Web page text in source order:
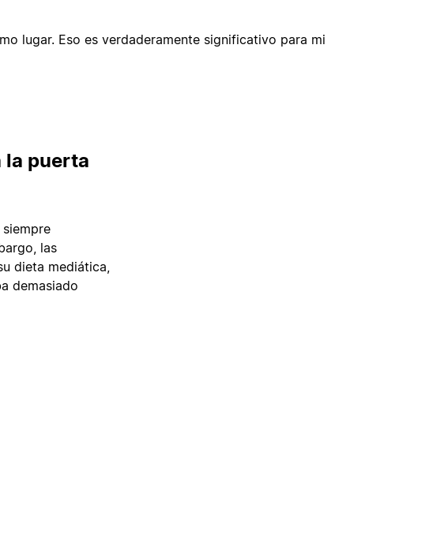
lugar. Eso es verdaderamente significativo para mi
la puerta
las
dieta mediática,
demasiado